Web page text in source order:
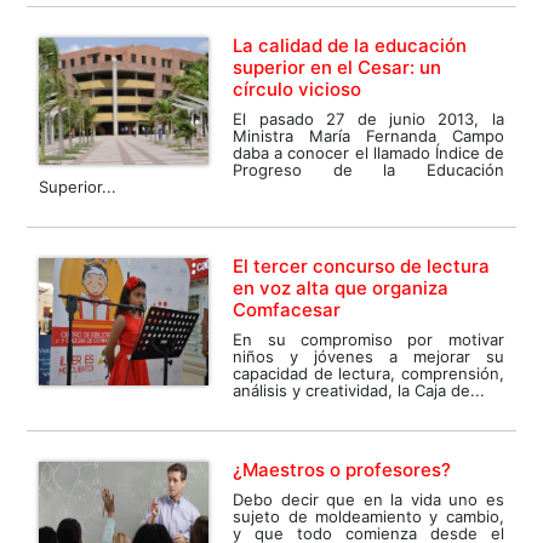
La calidad de la educación
superior en el Cesar: un
círculo vicioso
El pasado 27 de junio 2013, la
Ministra María Fernanda Campo
daba a conocer el llamado Índice de
Progreso de la Educación
Superior...
El tercer concurso de lectura
en voz alta que organiza
Comfacesar
En su compromiso por motivar
niños y jóvenes a mejorar su
capacidad de lectura, comprensión,
análisis y creatividad, la Caja de...
¿Maestros o profesores?
Debo decir que en la vida uno es
sujeto de moldeamiento y cambio,
y que todo comienza desde el